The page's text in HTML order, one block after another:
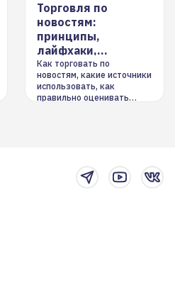
Торговля по
новостям:
принципы,
лайфхаки,
инструменты
Как торговать по
новостям, какие источники
использовать, как
правильно оценивать